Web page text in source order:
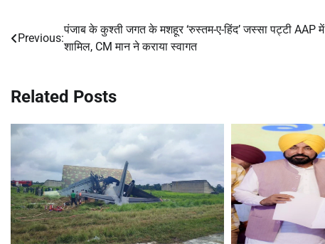
Post
Previous:
पंजाब के कुश्ती जगत के मशहूर ‘रुस्तम-ए-हिंद’ जस्सा पट्टी AAP में
शामिल, CM मान ने कराया स्वागत
Related Posts